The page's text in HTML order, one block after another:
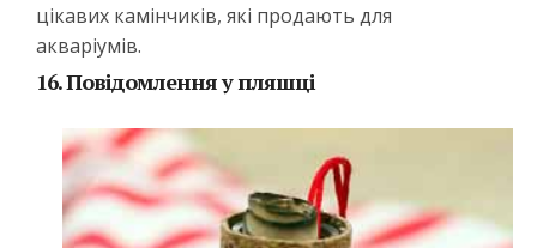
цікавих камінчиків, які продають для
акваріумів.
16. Повідомлення у пляшці